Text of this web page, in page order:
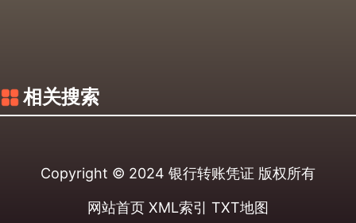
相关搜索
Copyright © 2024 银行转账凭证 版权所有
网站首页 XML索引 TXT地图